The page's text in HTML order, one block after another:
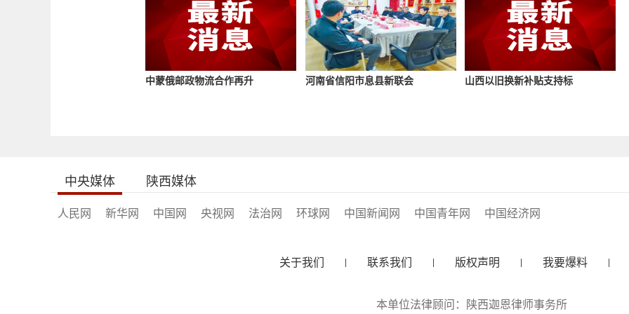
中蒙俄邮政物流合作再升 河南省信阳市息县新联会 山西以旧换新补贴支持标
中央媒体 陕西媒体
人民网 新华网 中国网 央视网 法治网 环球网 中国新闻网 中国青年网 中国经济网
关于我们 联系我们 版权声明 我要爆料
本单位法律顾问：陕西迦恩律师事务所